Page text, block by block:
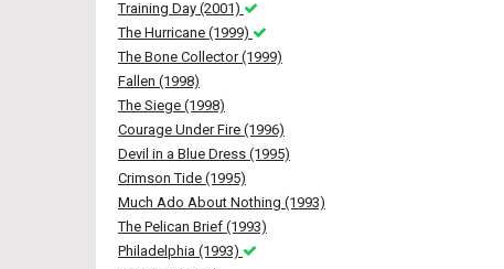
Training Day (2001)
The Hurricane (1999)
The Bone Collector (1999)
Fallen (1998)
The Siege (1998)
Courage Under Fire (1996)
Devil in a Blue Dress (1995)
Crimson Tide (1995)
Much Ado About Nothing (1993)
The Pelican Brief (1993)
Philadelphia (1993)